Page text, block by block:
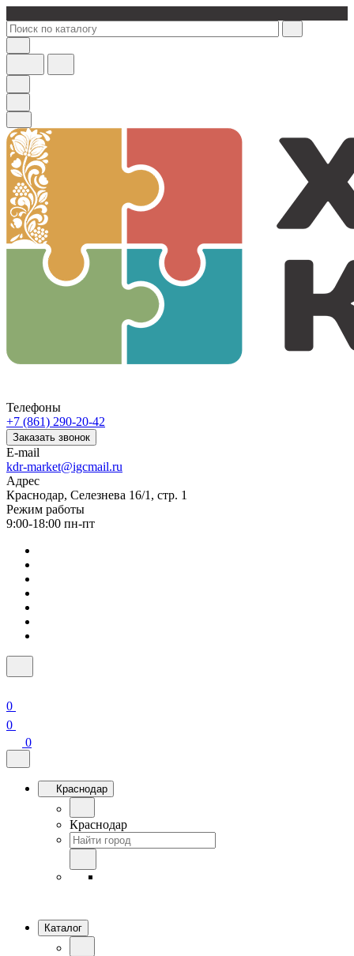
Телефоны
+7 (861) 290-20-42
Заказать звонок
E-mail
kdr-market@igcmail.ru
Адрес
Краснодар, Селезнева 16/1, стр. 1
Режим работы
9:00-18:00 пн-пт
0
0
0
Краснодар
Краснодар
Каталог